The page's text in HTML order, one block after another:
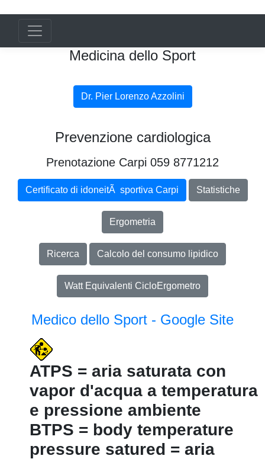
Medicina dello Sport
Dr. Pier Lorenzo Azzolini
Prevenzione cardiologica
Prenotazione Carpi 059 8771212
Certificato di idoneitÃ sportiva Carpi Statistiche
Ergometria
Ricerca Calcolo del consumo lipidico
Watt Equivalenti CicloErgometro
Medico dello Sport - Google Site
ATPS = aria saturata con
vapor d'acqua a temperatura
e pressione ambiente
BTPS = body temperature
pressure satured = aria